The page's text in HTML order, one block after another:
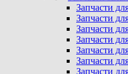
Запчасти
Запчасти
Запчасти
Запчасти
Запчасти
Запчасти
Запчасти